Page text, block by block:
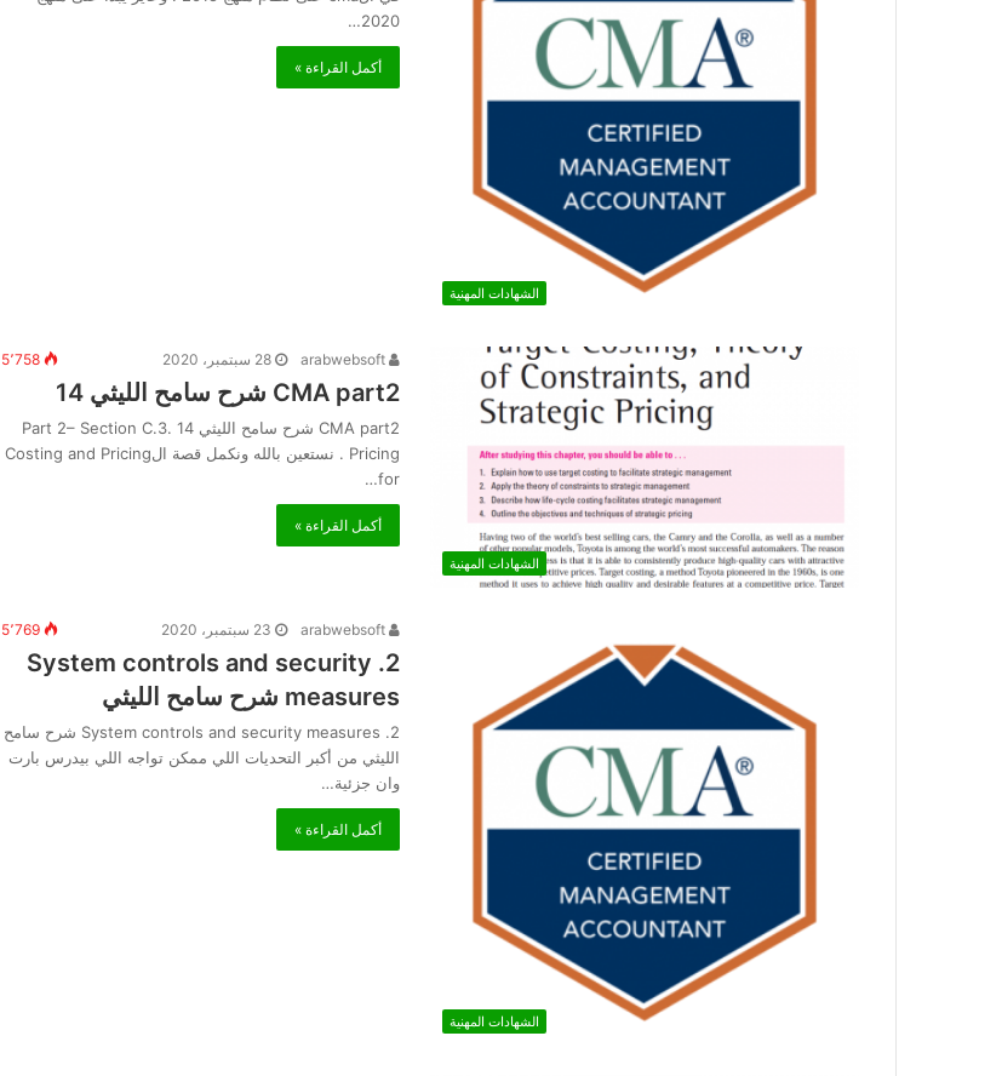
الشهادات المهنية
2020…
أكمل القراءة »
الشهادات المهنية
28 سبتمبر، 2020 5٬758
CMA part2 شرح سامح الليثي 14
CMA part2 شرح سامح الليثي 14 Part 2– Section C.3.
Pricing . نستعين بالله ونكمل قصة الCosting and Pricing
for…
أكمل القراءة »
الشهادات المهنية
23 سبتمبر، 2020 5٬769
2. System controls and security
measures شرح سامح الليثي
2. System controls and security measures شرح سامح
الليثي من أكبر التحديات اللي ممكن تواجه اللي بيدرس بارت
وان جزئية…
أكمل القراءة »